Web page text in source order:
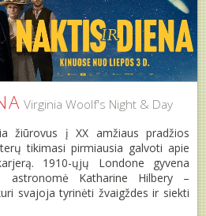
Virginia Woolf's Night & Day
žiūrovus į XX amžiaus pradžios
tikimasi pirmiausia galvoti apie
1910-ųjų Londone gyvena
astronomė Katharine Hilbery –
svajoja tyrinėti žvaigždes ir siekti